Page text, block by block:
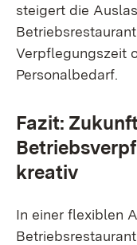
steigert die
Verpflegungszeit
Personalbedarf.
Fazit:
kreativ
In einer flexiblen